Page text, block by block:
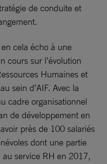
de conduite et
cela écho à une
cours sur l’évolution
Humaines et
sein d’AIF. Avec la
cadre organisationnel
de développement en
près de 100 salariés
dont une partie
service RH en 2017,